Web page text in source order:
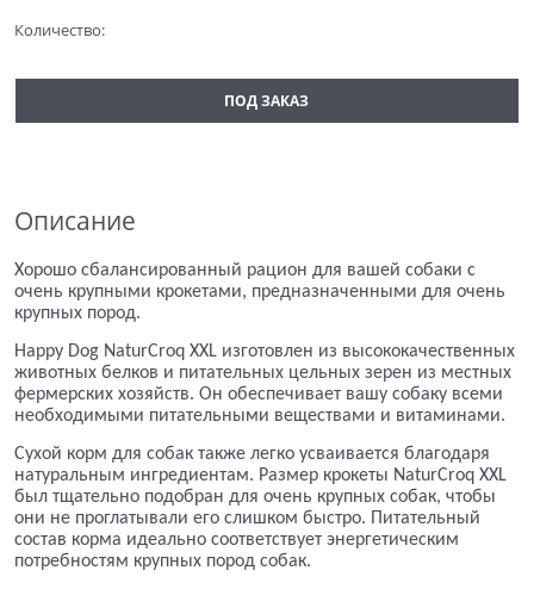
Количество:
ПОД ЗАКАЗ
Описание
Хорошо сбалансированный рацион для вашей собаки с
очень крупными крокетами, предназначенными для очень
крупных пород.
Happy Dog NaturCroq XXL изготовлен из высококачественных
животных белков и питательных цельных зерен из местных
фермерских хозяйств. Он обеспечивает вашу собаку всеми
необходимыми питательными веществами и витаминами.
Сухой корм для собак также легко усваивается благодаря
натуральным ингредиентам. Размер крокеты NaturCroq XXL
был тщательно подобран для очень крупных собак, чтобы
они не проглатывали его слишком быстро. Питательный
состав корма идеально соответствует энергетическим
потребностям крупных пород собак.